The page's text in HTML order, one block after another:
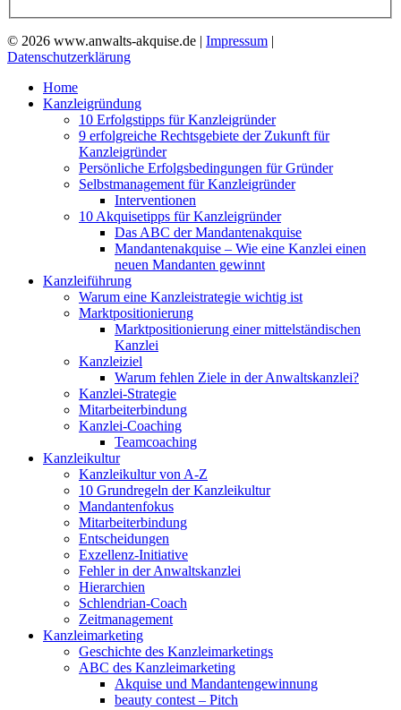
© 2026 www.anwalts-akquise.de | Impressum |
Datenschutzerklärung
Home
Kanzleigründung
10 Erfolgstipps für Kanzleigründer
9 erfolgreiche Rechtsgebiete der Zukunft für
Kanzleigründer
Persönliche Erfolgsbedingungen für Gründer
Selbstmanagement für Kanzleigründer
Interventionen
10 Akquisetipps für Kanzleigründer
Das ABC der Mandantenakquise
Mandantenakquise – Wie eine Kanzlei einen
neuen Mandanten gewinnt
Kanzleiführung
Warum eine Kanzleistrategie wichtig ist
Marktpositionierung
Marktpositionierung einer mittelständischen
Kanzlei
Kanzleiziel
Warum fehlen Ziele in der Anwaltskanzlei?
Kanzlei-Strategie
Mitarbeiterbindung
Kanzlei-Coaching
Teamcoaching
Kanzleikultur
Kanzleikultur von A-Z
10 Grundregeln der Kanzleikultur
Mandantenfokus
Mitarbeiterbindung
Entscheidungen
Exzellenz-Initiative
Fehler in der Anwaltskanzlei
Hierarchien
Schlendrian-Coach
Zeitmanagement
Kanzleimarketing
Geschichte des Kanzleimarketings
ABC des Kanzleimarketing
Akquise und Mandantengewinnung
beauty contest – Pitch